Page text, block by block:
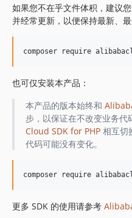
1.8.837
1.8.836
1.8.834
1.8.832
1.8.830
1.8.828
1.8.826
1.8.825
1.8.822
如果您不在乎文件体积，建议
并经常更新，以便保持最新、
也可仅安装本产品：
本产品的版本始终和
步，以保证在不改变业务代
Cloud SDK for PHP相互切
代码可能没有变化。
更多 SDK 的使用请参考